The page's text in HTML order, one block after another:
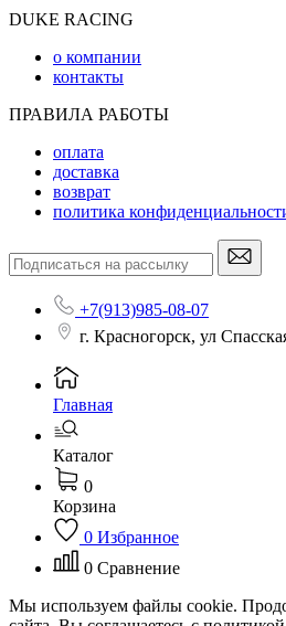
DUKE RACING
о компании
контакты
ПРАВИЛА РАБОТЫ
оплата
доставка
возврат
политика
+7(913)985-08-07
г. Красногорск, ул
Главная
Каталог
0
Корзина
0 Избранное
0 Сравнение
Мы используем файлы cookie.